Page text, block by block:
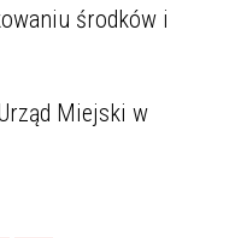
środków i
Miejski w